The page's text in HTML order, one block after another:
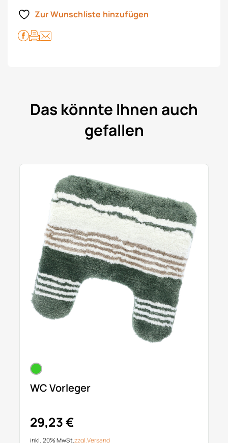
Zur Wunschliste hinzufügen
Das könnte Ihnen auch
gefallen
WC Vorleger
29,23 €
inkl. 20% MwSt.zzgl.Versand